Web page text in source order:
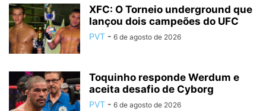
XFC: O Torneio underground que
lançou dois campeões do UFC
PVT - 6 de agosto de 2026
Toquinho responde Werdum e
aceita desafio de Cyborg
PVT - 6 de agosto de 2026